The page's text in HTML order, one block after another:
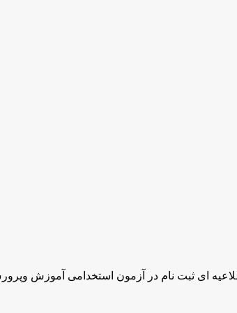
ای ثبت نام در آزمون استخدامی آموزش